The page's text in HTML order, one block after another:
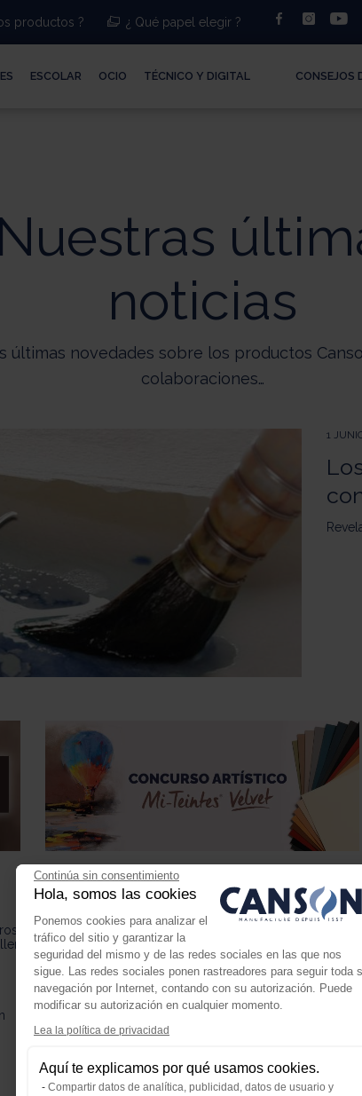
productos ? ¿ Qué papel elegir ? facebook
ESCOLAR OCIO TÉCNICO Y DIGITAL CONSEJOS
Nuestras
noticias
últimas novedades sobre los productos
colaboraciones…
1
29 SEPTIEMBRE 2025
Concurso Artístico Canson
Mi-Teintes Velvet
El papelCanson Mi-Teintes Velvetdestaca por su
composición única y suinfinidad de posibilidades
de superponer capas depastel y técnicas
húmedaspara obtener efectos increíbles, ofreciendo
a los artistas nuevas posibilidades de creación. Este
papel fue galardonado con el
Continúa sin consentimiento
Hola, somos las cookies
Ponemos cookies para analizar el
tráfico del sitio y garantizar la
seguridad del mismo y de las redes sociales en las que nos
sigue. Las redes sociales ponen rastreadores para seguir toda
navegación por Internet, contando con su autorización. Puede
modificar su autorización en cualquier momento.
Lea la política de privacidad
Aquí te explicamos por qué usamos cookies.
Compartir datos de analítica, publicidad, datos de usuario y
Nuestra plataforma te